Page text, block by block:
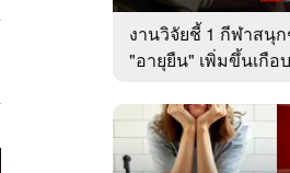
งานวิจัยชี้ 1 กีฬาสนุ
"อายุยืน" เพิ่มขึ้นเกือ